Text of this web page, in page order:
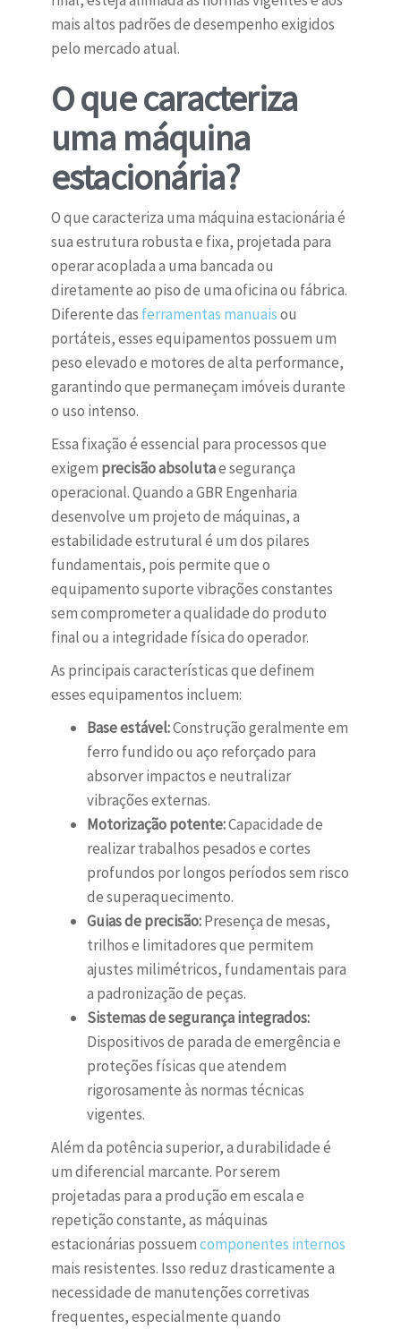
mais altos padrões de desempenho exigidos
pelo mercado atual.
O que caracteriza
uma máquina
estacionária?
O que caracteriza uma máquina estacionária é
sua estrutura robusta e fixa, projetada para
operar acoplada a uma bancada ou
diretamente ao piso de uma oficina ou fábrica.
Diferente das ferramentas manuaisou
portáteis, esses equipamentos possuem um
peso elevado e motores de alta performance,
garantindo que permaneçam imóveis durante
o uso intenso.
Essa fixação é essencial para processos que
exigem precisão absolutae segurança
operacional. Quando a GBR Engenharia
desenvolve um projeto de máquinas, a
estabilidade estrutural é um dos pilares
fundamentais, pois permite que o
equipamento suporte vibrações constantes
sem comprometer a qualidade do produto
final ou a integridade física do operador.
As principais características que definem
esses equipamentos incluem:
Base estável:Construção geralmente em
ferro fundido ou aço reforçado para
absorver impactos e neutralizar
vibrações externas.
Motorização potente:Capacidade de
realizar trabalhos pesados e cortes
profundos por longos períodos sem risco
de superaquecimento.
Guias de precisão:Presença de mesas,
trilhos e limitadores que permitem
ajustes milimétricos, fundamentais para
a padronização de peças.
Sistemas de segurança integrados:
Dispositivos de parada de emergência e
proteções físicas que atendem
rigorosamente às normas técnicas
vigentes.
Além da potência superior, a durabilidade é
um diferencial marcante. Por serem
projetadas para a produção em escala e
repetição constante, as máquinas
estacionárias possuemcomponentes internos
mais resistentes. Isso reduz drasticamente a
necessidade de manutenções corretivas
frequentes, especialmente quando